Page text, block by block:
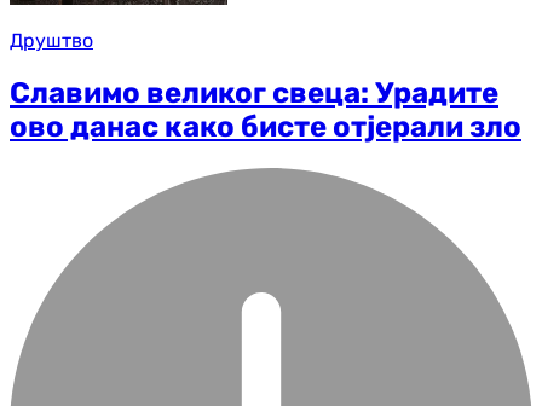
Друштво
Славимо великог свеца: Урадите
ово данас како бисте отјерали зло